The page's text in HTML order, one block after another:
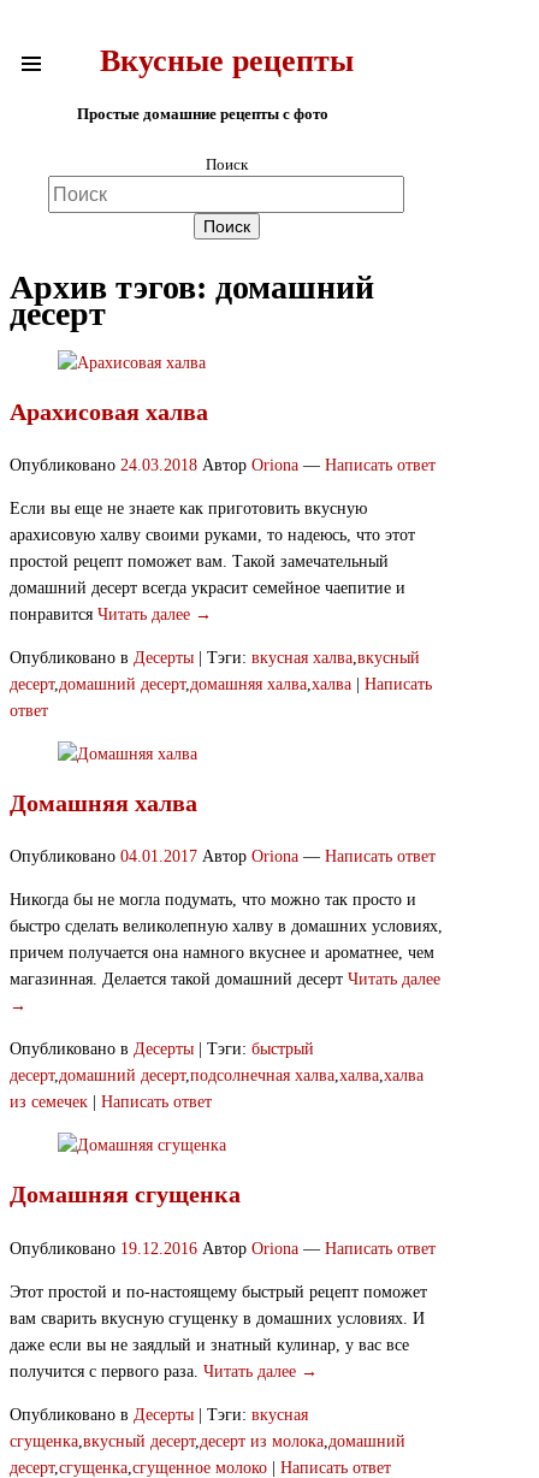
Вкусные рецепты
Простые домашние рецепты с фото
Поиск
Архив тэгов: домашний
десерт
Арахисовая халва
Опубликовано 24.03.2018 Автор Oriona — Написать ответ
Если вы еще не знаете как приготовить вкусную
арахисовую халву своими руками, то надеюсь, что этот
простой рецепт поможет вам. Такой замечательный
домашний десерт всегда украсит семейное чаепитие и
понравится Читать далее →
Опубликовано в Десерты Тэги: вкусная халва,вкусный
десерт,домашний десерт,домашняя халва,халва
Написать
ответ
Домашняя халва
Опубликовано 04.01.2017 Автор Oriona — Написать ответ
Никогда бы не могла подумать, что можно так просто и
быстро сделать великолепную халву в домашних условиях,
причем получается она намного вкуснее и ароматнее, чем
магазинная. Делается такой домашний десерт Читать далее
→
Опубликовано в Десерты Тэги: быстрый
десерт,домашний десерт,подсолнечная халва,халва,халва
из семечек
Написать ответ
Домашняя сгущенка
Опубликовано 19.12.2016 Автор Oriona — Написать ответ
Этот простой и по-настоящему быстрый рецепт поможет
вам сварить вкусную сгущенку в домашних условиях. И
даже если вы не заядлый и знатный кулинар, у вас все
получится с первого раза. Читать далее →
Опубликовано в Десерты | Тэги: вкусная
сгущенка вкусный десерт, десерт из молока домашний
десерт, сгущенка сгущенное молоко | Написать ответ